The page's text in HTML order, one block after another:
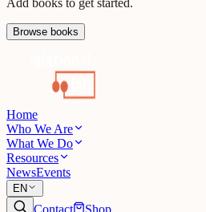
Add books to get started.
Browse books
Home
Who We Are
What We Do
Resources
NewsEvents
EN
Contact Shop